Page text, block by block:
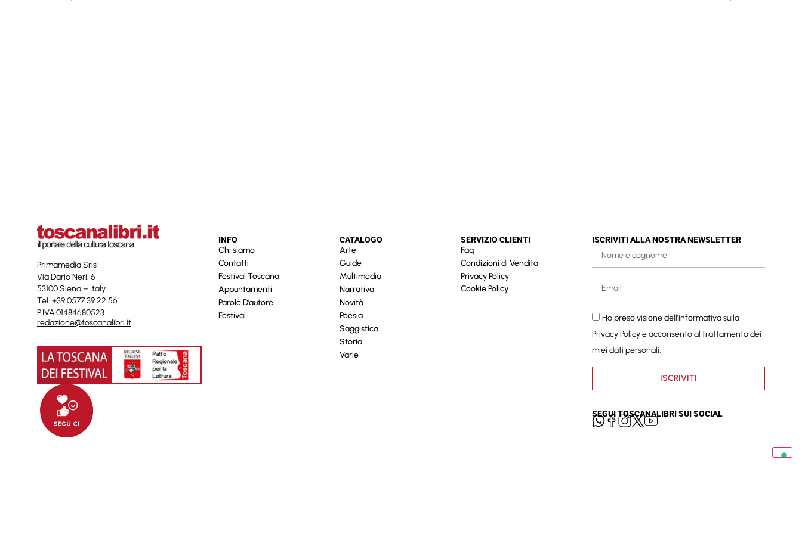
Primamedia Srls
Via Dario Neri, 6
53100 Siena – Italy
Tel. +39 0577 39 22 56
P.IVA 01484680523
redazione@toscanalibri.it
INFO
Chi siamo
Contatti
Festival Toscana
Appuntamenti
Parole D’autore
Festival
CATALOGO
Arte
Guide
Multimedia
Narrativa
Novità
Poesia
Saggistica
Storia
Varie
SERVIZIO CLIENTI
Faq
Condizioni di Vendita
Privacy Policy
Cookie Policy
ISCRIVITI ALLA NOSTRA NEWSLETTER
Ho preso visione dell'informativa sulla
Privacy Policye acconsento al trattamento dei
miei dati personali.
ISCRIVITI
SEGUI TOSCANALIBRI SUI SOCIAL